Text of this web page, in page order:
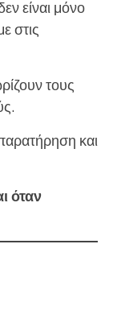
είναι μόνο
στις
τους
και
όταν